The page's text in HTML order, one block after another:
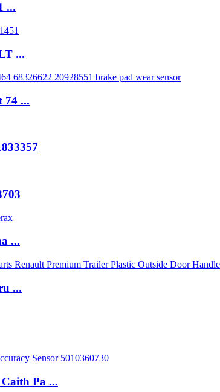
...
...
74 ...
...
...
Pa ...